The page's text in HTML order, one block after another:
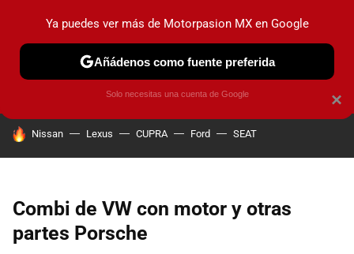
PRUEBAS INDUSTRIA HOY NO CIRCULA
HOY SE HABLA DE
Nissan Lexus CUPRA Ford SEAT
Combi de VW con motor y otras
partes Porsche
×
Ya puedes ver más de Motorpasion MX en Google
Añádenos como fuente preferida
Solo necesitas una cuenta de Google